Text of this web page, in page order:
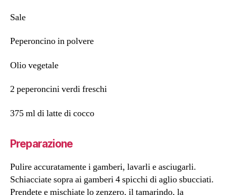
Sale
Peperoncino in polvere
Olio vegetale
2 peperoncini verdi freschi
375 ml di latte di cocco
Preparazione
Pulire accuratamente i gamberi, lavarli e asciugarli.
Schiacciate sopra ai gamberi 4 spicchi di aglio sbucciati.
Prendete e mischiate lo zenzero, il tamarindo, la